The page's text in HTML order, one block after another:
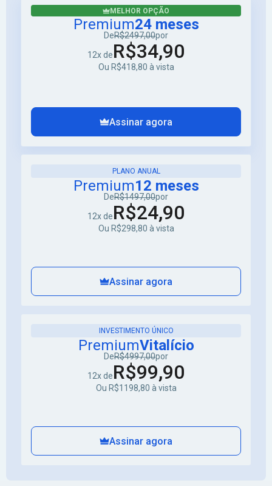
MELHOR OPÇÃO
Premium24 meses
DeR$2497,00por
12x deR$34,90
Ou R$418,80 à vista
Assinar agora
PLANO ANUAL
Premium12 meses
DeR$1497,00por
12x deR$24,90
Ou R$298,80 à vista
Assinar agora
INVESTIMENTO ÚNICO
PremiumVitalício
DeR$4997,00por
12x deR$99,90
Ou R$1198,80 à vista
Assinar agora